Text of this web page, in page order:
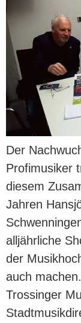
Der
Profimusiker
diesem
Jahren
alljährliche
der
auch
Trossinger